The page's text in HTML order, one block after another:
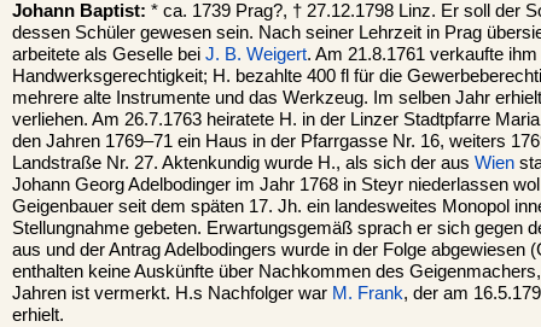
Johann Baptist: * ca. 1739 Prag?, † 27.12.1798 Linz. Er soll der
dessen Schüler gewesen sein. Nach seiner Lehrzeit in Prag
arbeitete als Geselle bei J. B. Weigert. Am 21.8.1761 verkaufte
Handwerksgerechtigkeit; H. bezahlte 400 fl für die
mehrere alte Instrumente und das Werkzeug. Im selben Jahr
verliehen. Am 26.7.1763 heiratete H. in der Linzer Stadtpfarre
den Jahren 1769–71 ein Haus in der Pfarrgasse Nr. 16, weiters
Landstraße Nr. 27. Aktenkundig wurde H., als sich der aus Wien
Johann Georg Adelbodinger im Jahr 1768 in Steyr niederlassen
Geigenbauer seit dem späten 17. Jh. ein landesweites Monopol
Stellungnahme gebeten. Erwartungsgemäß sprach er sich gegen
aus und der Antrag Adelbodingers wurde in der Folge abgewiesen
enthalten keine Auskünfte über Nachkommen des
Jahren ist vermerkt. H.s Nachfolger war M. Frank, der am
erhielt.